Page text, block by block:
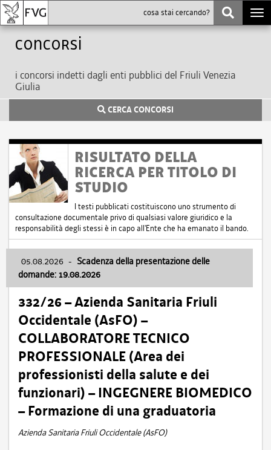
Concorsi
i concorsi indetti dagli enti pubblici del Friuli Venezia
Giulia
CERCA CONCORSI
RISULTATO DELLA
RICERCA PER TITOLO DI
STUDIO
I testi pubblicati costituiscono uno strumento di
consultazione documentale privo di qualsiasi valore giuridico e la
responsabilità degli stessi è in capo all'Ente che ha emanato il bando.
05.08.2026 - Scadenza della presentazione delle
domande: 19.08.2026
332/26 – Azienda Sanitaria Friuli
Occidentale (AsFO) –
COLLABORATORE TECNICO
PROFESSIONALE (Area dei
professionisti della salute e dei
funzionari) – INGEGNERE BIOMEDICO
– Formazione di una graduatoria
Azienda Sanitaria Friuli Occidentale (AsFO)